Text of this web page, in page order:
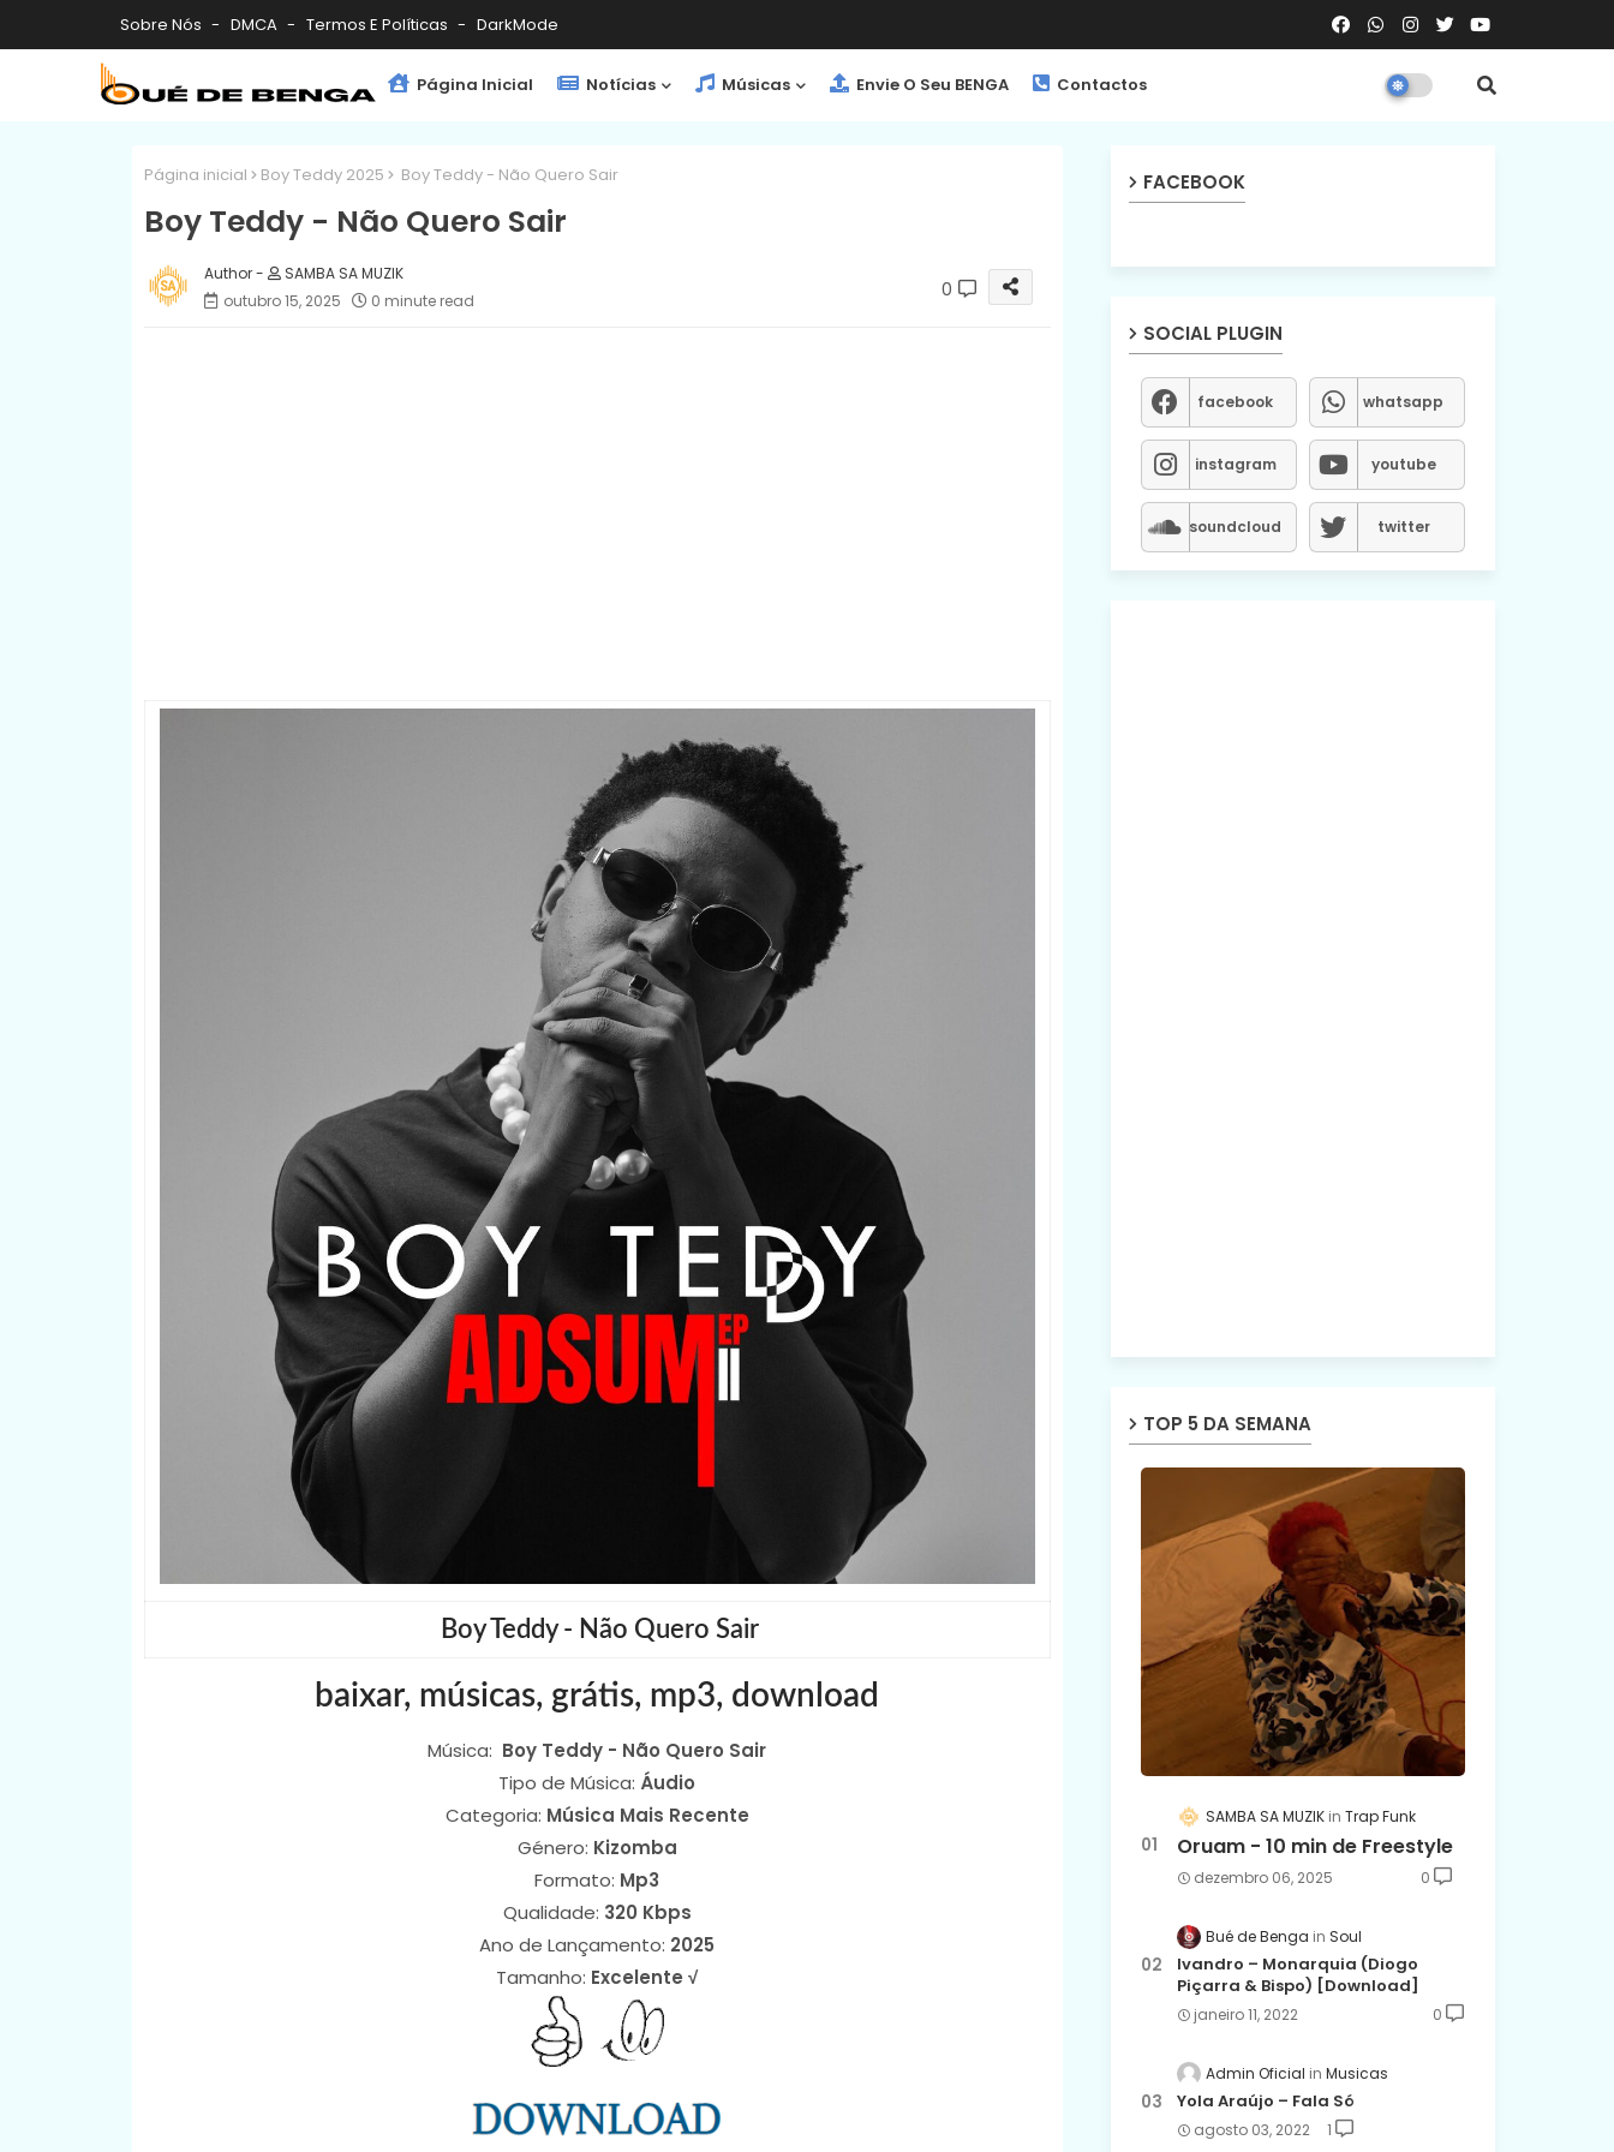
Sobre Nós DMCA Termos E Políticas DarkMode
Página Inicial Notícias Músicas Envie O Seu BENGA Contactos
Página inicial Boy Teddy 2025 Boy Teddy - Não Quero Sair
Boy Teddy - Não Quero Sair
SAMBA SA MUZIK
outubro 15, 2025
0 minute read 0
Boy Teddy - Não Quero Sair
baixar, músicas, grátis, mp3, download
Música: Boy Teddy - Não Quero Sair
Tipo de Música: Áudio
Categoria: Música Mais Recente
Género: Kizomba
Formato: Mp3
Qualidade: 320 Kbps
Ano de Lançamento: 2025
Tamanho: Excelente √
FACEBOOK
SOCIAL PLUGIN
facebook whatsapp
instagram youtube
soundcloud twitter
TOP 5 DA SEMANA
SAMBA SA MUZIK Trap Funk
Oruam - 10 min de Freestyle
dezembro 06, 2025 0
Bué de Benga Soul
Ivandro – Monarquia (Diogo
Piçarra & Bispo) [Download]
janeiro 11, 2022 0
Admin Oficial Musicas
Yola Araújo – Fala Só
agosto 03, 2022 1